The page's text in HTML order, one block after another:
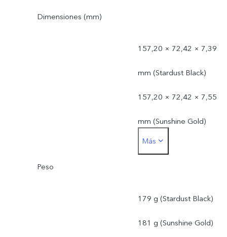
Dimensiones (mm)
157,20 × 72,42 × 7,39
mm (Stardust Black)
157,20 × 72,42 × 7,55
mm (Sunshine Gold)
* Las dimensiones reales
de los procesos, el
método de medición y los
Más
Peso
179 g (Stardust Black)
181 g (Sunshine Gold)